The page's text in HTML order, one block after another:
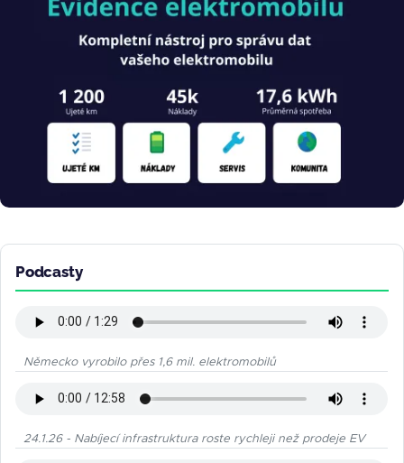
Podcasty
Německo vyrobilo přes 1,6 mil. elektromobilů
24.1.26 - Nabíjecí infrastruktura roste rychleji než prodeje EV